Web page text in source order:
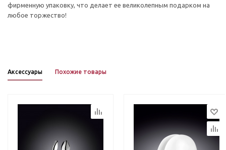
фирменную упаковку, что делает ее великолепным подарком на
любое торжество!
Аксессуары Похожие товары